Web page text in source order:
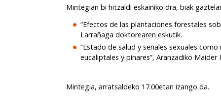
Mintegian bi hitzaldi eskainiko dra, biak
“Efectos de las plantaciones forestales
Larrañaga doktorearen eskutik.
“Estado de salud y señales sexuales
eucaliptales y pinares”, Aranzadiko
Mintegia, arratsaldeko 17.00etan izango da.